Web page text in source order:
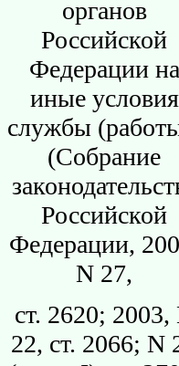
органов
Российской
Федерации на
иные условия
службы
(Собрание
Российской
Федерации,
N 27,
ст. 2620; 2003,
22, ст. 2066; N